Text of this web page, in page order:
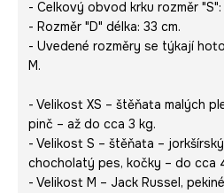
- Celkový obvod krku rozměr "S":
- Rozměr "D" délka: 33 cm.
- Uvedené rozměry se týkají
M.
- Velikost XS – štěňata malých
pinč – až do cca 3 kg.
- Velikost S – štěňata –
chocholatý pes, kočky – do cca
- Velikost M – Jack Russel,